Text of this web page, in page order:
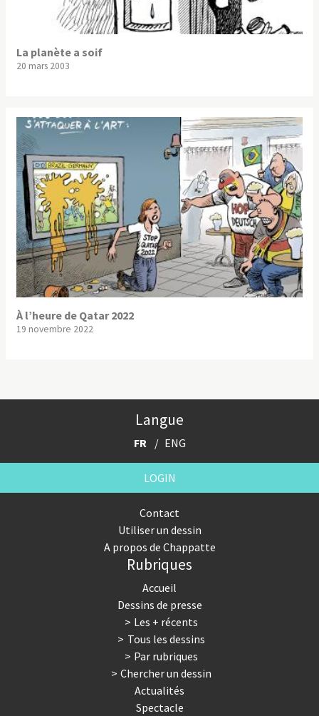
La planète a soif
20 mars 2003
À l’heure de Qatar 2022
19 novembre 2022
Langue
FR ENG
LOGIN
Contact
Utiliser un dessin
A propos de Chappatte
Rubriques
Accueil
Dessins de presse
Les + récents
Tous les dessins
Par rubriques
Chercher un dessin
Actualités
Spectacle